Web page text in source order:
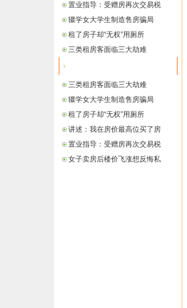
置业指导：受赠房再次交易税
辍学女大学生制造售房骗局
租了房子却“无权”用厕所
三类租房客面临三大劫难
三类租房客面临三大劫难
辍学女大学生制造售房骗局
租了房子却“无权”用厕所
讲述：我在房价最高位买了房
置业指导：受赠房再次交易税
女子卖房后楼价飞涨想反悔私